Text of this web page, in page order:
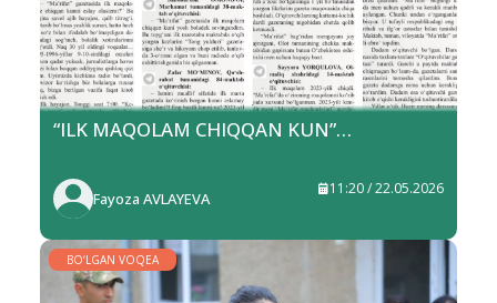
“ILK MAQOLAM CHIQQAN KUN”…
Fayoza AVLAYEVA
11:20 / 22.05.2026
BO‘LGAN VOQEA